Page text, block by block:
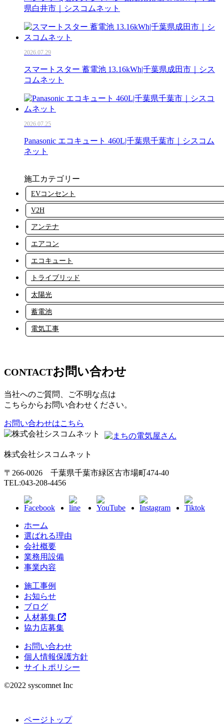
県白井市｜シスコムネット
2026.07.29
スマートスター 蓄電池 13.16kWh|千葉県成田市｜シス
コムネット
2026.07.25
Panasonic エコキュート 460L|千葉県千葉市｜シスコム
ネット
施工カテゴリー
EVコンセント
V2H
アンテナ
エアコン
エコキュート
トライブリッド
太陽光
蓄電池
電気工事
CONTACTお問い合わせ
当社へのご質問、ご不明な点は
こちらからお問い合わせください。
お問い合わせはこちら
株式会社シスコムネット
〒266-0026 千葉県千葉市緑区古市場町474-40
TEL:043-208-4456
ホーム
選ばれる理由
会社概要
業務用設備
事業内容
施工事例
お知らせ
ブログ
人材募集
協力店募集
お問い合わせ
個人情報保護方針
サイトポリシー
©︎2022 syscomnet Inc
ページトップ